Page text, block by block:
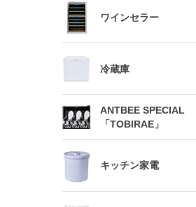
ワインセラー
冷蔵庫
ANTBEE SPECIAL
「TOBIRAE」
キッチン家電